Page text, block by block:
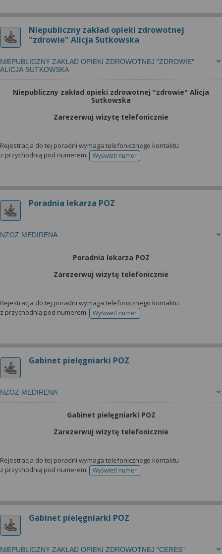
Niepubliczny zakład opieki zdrowotnej
"zdrowie" Alicja Sutkowska
NIEPUBLICZNY ZAKŁAD OPIEKI ZDROWOTNEJ "ZDROWIE"
ALICJA SUTKOWSKA
Niepubliczny zakład opieki zdrowotnej "zdrowie" Alicja
Sutkowska
Zarezerwuj wizytę telefonicznie
Rejestracja do tej poradni wymaga telefonicznego kontaktu
z przychodnią pod numerem:
Wyświetl numertelefonu do rejestracji
Poradnia lekarza POZ
NZOZ MEDIRENA
Poradnia lekarza POZ
Zarezerwuj wizytę telefonicznie
Rejestracja do tej poradni wymaga telefonicznego kontaktu
z przychodnią pod numerem:
Wyświetl numertelefonu do rejestracji
Gabinet pielęgniarki POZ
NZOZ MEDIRENA
Gabinet pielęgniarki POZ
Zarezerwuj wizytę telefonicznie
Rejestracja do tej poradni wymaga telefonicznego kontaktu
z przychodnią pod numerem:
Wyświetl numertelefonu do rejestracji
Gabinet pielęgniarki POZ
NIEPUBLICZNY ZAKŁAD OPIEKI ZDROWOTNEJ "CERES"